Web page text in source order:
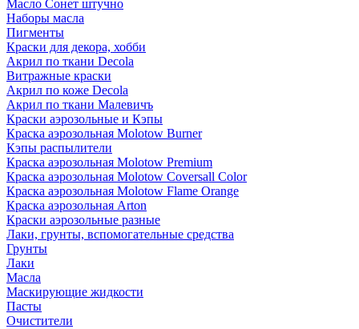
Масло Сонет штучно
Наборы масла
Пигменты
Краски для декора, хобби
Акрил по ткани Decola
Витражные краски
Акрил по коже Decola
Акрил по ткани Малевичъ
Краски аэрозольные и Кэпы
Краска аэрозольная Molotow Burner
Кэпы распылители
Краска аэрозольная Molotow Premium
Краска аэрозольная Molotow Coversall Color
Краска аэрозольная Molotow Flame Orange
Краска аэрозольная Arton
Краски аэрозольные разные
Лаки, грунты, вспомогательные средства
Грунты
Лаки
Масла
Маскирующие жидкости
Пасты
Очистители